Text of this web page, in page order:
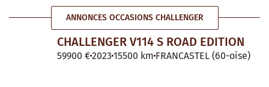
ANNONCES OCCASIONS CHALLENGER
CHALLENGER V114 S ROAD EDITION
59900 €2023 15500 km FRANCASTEL (60-oise)